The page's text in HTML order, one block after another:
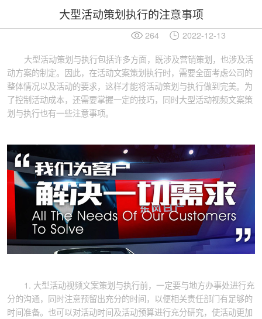
大型活动策划执行的注意事项
264 2022-12-13
大型活动策划与执行包括许多方面，既涉及营销策划，也涉及活
动方案的制定。因此，在活动文案策划执行时，需要全面考虑公司的
整体情况以及活动的要求，这样才能将活动策划与执行做到完美。为
了控制活动成本，还需要掌握一定的技巧，同时大型活动视频文案策
划与执行也有一些注意事项。
1. 大型活动视频文案策划与执行前，一定要与地方办事处进行充
分的沟通，同时注意预留出充分的时间，以便相关责任部门有足够的
时间准备。也可以对活动时间及活动预算进行充分研究，使活动更加